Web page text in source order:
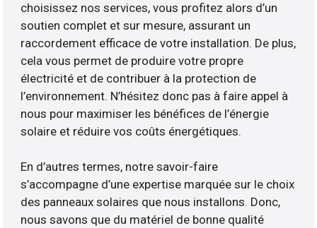
choisissez nos services, vous profitez alors d’un
soutien complet et sur mesure, assurant un
raccordement efficace de votre installation. De plus,
cela vous permet de produire votre propre
électricité et de contribuer à la protection de
l’environnement. N’hésitez donc pas à faire appel à
nous pour maximiser les bénéfices de l’énergie
solaire et réduire vos coûts énergétiques.
En d’autres termes, notre savoir-faire
s’accompagne d’une expertise marquée sur le choix
des panneaux solaires que nous installons. Donc,
nous savons que du matériel de bonne qualité